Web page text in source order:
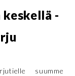
-
suumme